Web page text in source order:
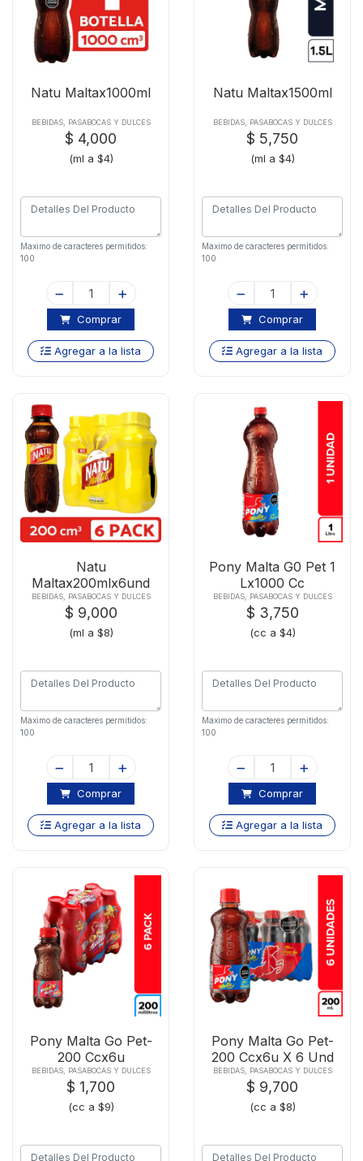
Natu Maltax1000ml
BEBIDAS, PASABOCAS Y DULCES
$ 4,000
(ml a $4)
Maximo de caracteres permitidos:
100
Comprar
Agregar a la lista
Natu Maltax1500ml
BEBIDAS, PASABOCAS Y DULCES
$ 5,750
(ml a $4)
Maximo de caracteres permitidos:
100
Comprar
Agregar a la lista
Natu
Maltax200mlx6und
BEBIDAS, PASABOCAS Y DULCES
$ 9,000
(ml a $8)
Maximo de caracteres permitidos:
100
Comprar
Agregar a la lista
Pony Malta G0 Pet 1
Lx1000 Cc
BEBIDAS, PASABOCAS Y DULCES
$ 3,750
(cc a $4)
Maximo de caracteres permitidos:
100
Comprar
Agregar a la lista
Pony Malta Go Pet-
200 Ccx6u
BEBIDAS, PASABOCAS Y DULCES
$ 1,700
(cc a $9)
Pony Malta Go Pet-
200 Ccx6u X 6 Und
BEBIDAS, PASABOCAS Y DULCES
$ 9,700
(cc a $8)